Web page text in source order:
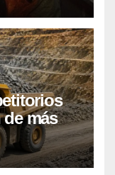
más
explorar